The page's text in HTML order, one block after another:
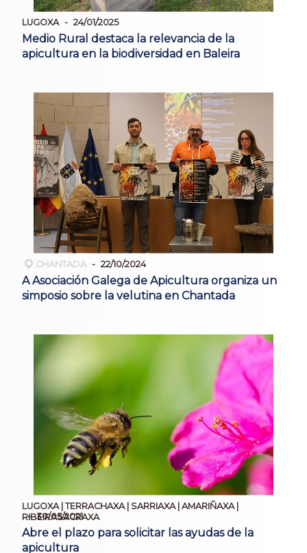
LUGOXA 24/01/2025
Medio Rural destaca la relevancia de la
apicultura en la biodiversidad en Baleira
CHANTADA 22/10/2024
A Asociación Galega de Apicultura organiza un
simposio sobre la velutina en Chantada
LUGOXA | TERRACHAXA | SARRIAXA | AMARIÑAXA |
RIBEIRASACRAXA
30/05/2021
Abre el plazo para solicitar las ayudas de la
apicultura